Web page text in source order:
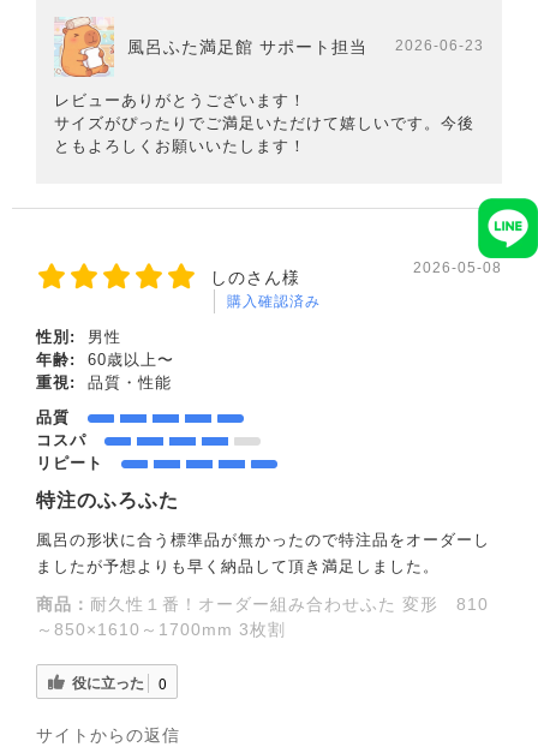
風呂ふた満足館 サポート担当 2026-06-23
レビューありがとうございます！
サイズがぴったりでご満足いただけて嬉しいです。今後
ともよろしくお願いいたします！
しのさん様
購入確認済み
2026-05-08
性別:
男性
年齢:
60歳以上〜
重視:
品質・性能
品質
コスパ
リピート
特注のふろふた
風呂の形状に合う標準品が無かったので特注品をオーダーし
ましたが予想よりも早く納品して頂き満足しました。
商品： 耐久性１番！オーダー組み合わせふた 変形 810
～850×1610～1700mm 3枚割
役に立った 0
サイトからの返信